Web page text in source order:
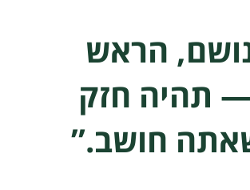
הראש
תהיה חזק
חושב.”